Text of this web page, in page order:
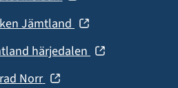
fönster)
nytt
fönster)
Jämtland (öppnas
nytt
härjedalen (öppnas
Norr (öppnas